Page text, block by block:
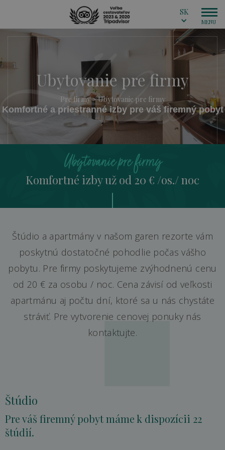
SK
Ubytovanie pre firmy
Pre firmy>Ubytovanie pre firmy
Komfortné a priestranné izby pre váš firemný pobyt
Ubytovanie pre firmy
Komfortné izby už od 20 € /os./ noc
Štúdio a apartmány v našom garen rezorte vám
poskytnú dostatočné pohodlie počas vášho
pobytu. Pre firmy poskytujeme zvýhodnenú cenu
od 20 € za osobu / noc. Cena závisí od veľkosti
apartmánu aj počtu dní, ktoré sa u nás chystáte
stráviť. Pre vytvorenie cenovej ponuky nás
kontaktujte.
Štúdio
Pre váš firemný pobyt máme k dispozícii 22
štúdií.